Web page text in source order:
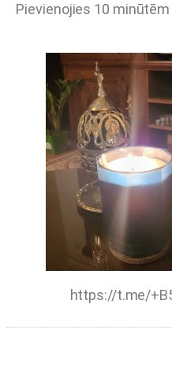
Pievienojies 10
https://t.me/